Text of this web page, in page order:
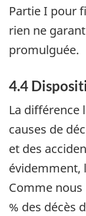
Partie I pour
rien ne
promulguée.
4.4
La différence
causes de
et des
évidemment,
Comme nous
% des décès